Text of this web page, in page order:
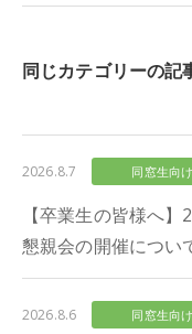
同じカテゴリーの記
2026.8.7 同窓生向け
【卒業生の皆様へ
懇親会の開催につい
2026.8.6 同窓生向け